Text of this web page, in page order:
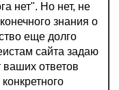
нет". Но нет, не
знания о
еще долго
сайта задаю
ответов